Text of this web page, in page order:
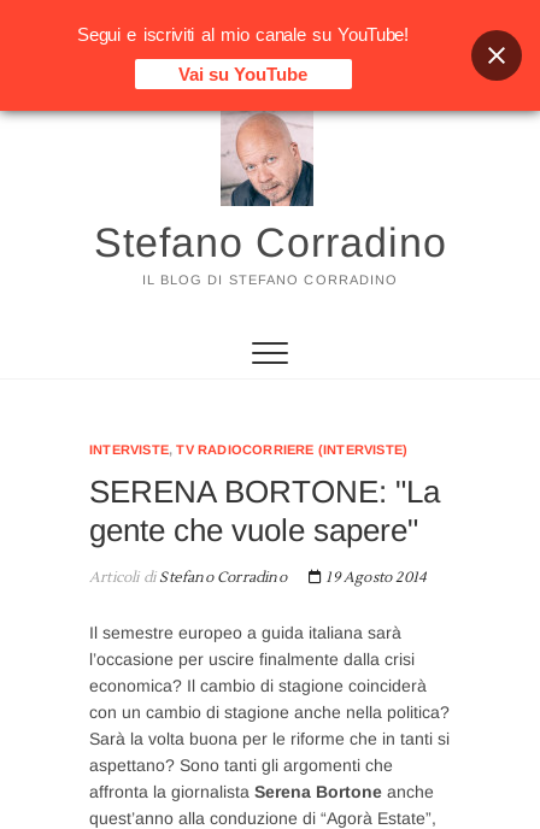
Vai
Stefano Corradino
IL BLOG DI STEFANO CORRADINO
INTERVISTE,TV RADIOCORRIERE (INTERVISTE)
SERENA BORTONE: "La
gente che vuole sapere"
Articoli diStefano Corradino 19 Agosto 2014
Il semestre europeo a guida italiana sarà
l’occasione per uscire finalmente dalla crisi
economica? Il cambio di stagione coinciderà
con un cambio di stagione anche nella politica?
Sarà la volta buona per le riforme che in tanti si
aspettano? Sono tanti gli argomenti che
affronta la giornalista Serena Bortone anche
quest’anno alla conduzione di “Agorà Estate”,
Segui e iscriviti al mio canale su YouTube!
Vai su YouTube